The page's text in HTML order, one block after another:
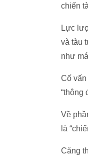
chiến
Lực
và tàu
như
Cố
“thông
Về
là
Căng